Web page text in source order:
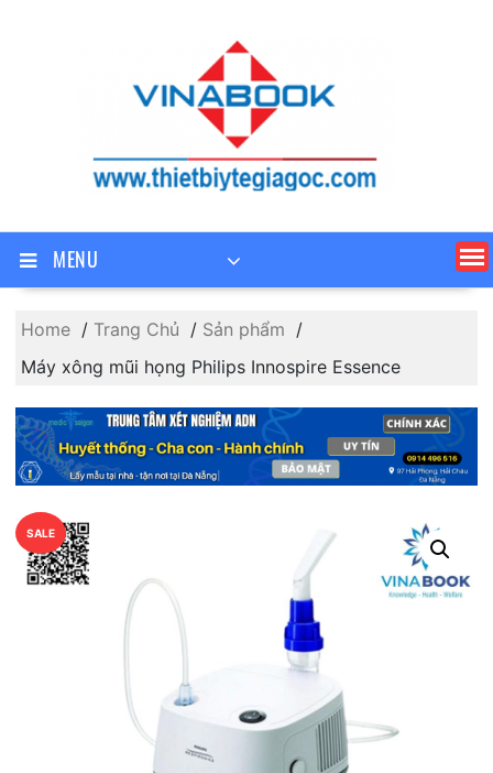
MENU
Home Trang Chủ
Sản phẩm
Máy xông mũi họng Philips Innospire Essence
SALE